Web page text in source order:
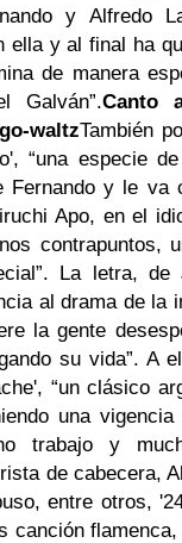
y Alfredo
ella y al final ha
de manera
Galván”.Canto
waltzTambién
“una especie
Fernando y le va
Apo, en el
contrapuntos,
La letra, de
al drama de la
la gente
su vida”. A
“un clásico
una
trabajo y
de cabecera,
entre otros,
canción